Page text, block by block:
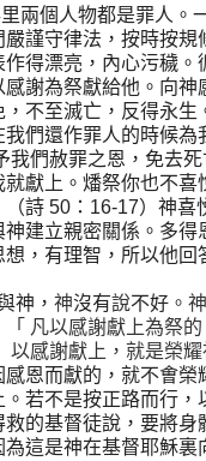
兩個人物都是罪人。
謹守律法，按時按
得漂亮，內心污穢
謝為祭獻給他。向
不至滅亡，反得永
們還作罪人的時候
我們赦罪之恩，免去
獻上。燔祭你也不
（詩 50 ： 16-17）神喜
建立親密關係。多
，有理智，所以他
神， 神沒有說不好 。
「 凡以感謝獻上為祭
以感謝獻上，就是榮耀
恩而獻的，就不㑹
若不是按正路而行
的基督徒說，要將
這是神在基督耶穌